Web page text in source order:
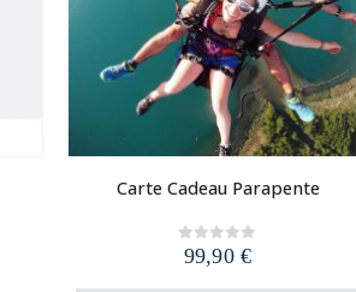
Carte Cadeau Parapente
0out of 5
99,90 €